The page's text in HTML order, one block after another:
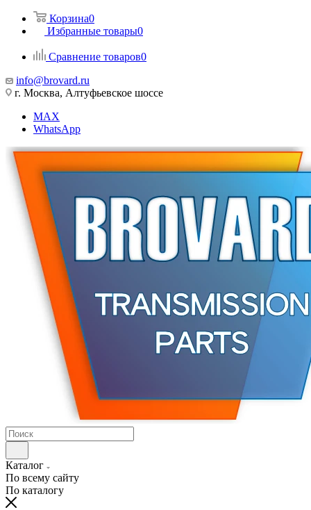
Корзина0
Избранные товары0
Сравнение товаров0
info@brovard.ru
г. Москва, Алтуфьевское шоссе
MAX
WhatsApp
Каталог
По всему сайту
По каталогу